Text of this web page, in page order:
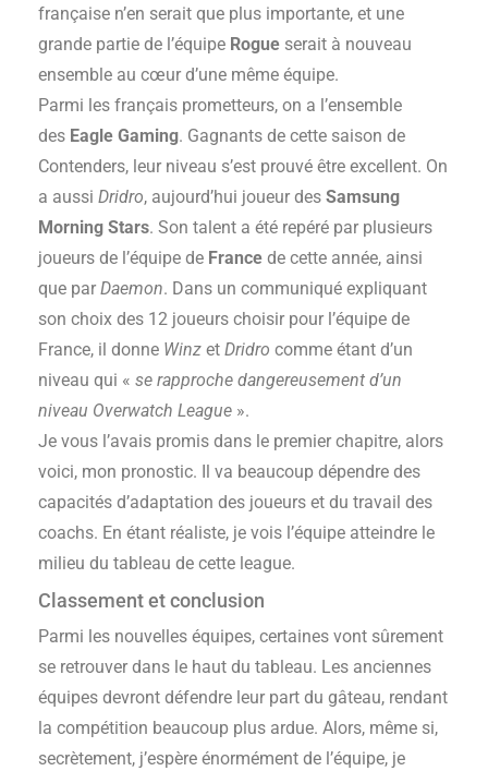
française n’en serait que plus importante, et une
grande partie de l’équipe Rogue serait à nouveau
ensemble au cœur d’une même équipe.
Parmi les français prometteurs, on a l’ensemble
des Eagle Gaming. Gagnants de cette saison de
Contenders, leur niveau s’est prouvé être excellent. On
a aussi Dridro, aujourd’hui joueur des Samsung
Morning Stars. Son talent a été repéré par plusieurs
joueurs de l’équipe de France de cette année, ainsi
que par Daemon. Dans un communiqué expliquant
son choix des 12 joueurs choisir pour l’équipe de
France, il donne Winz et Dridro comme étant d’un
niveau qui « se rapproche dangereusement d’un
niveau Overwatch League ».
Je vous l’avais promis dans le premier chapitre, alors
voici, mon pronostic. Il va beaucoup dépendre des
capacités d’adaptation des joueurs et du travail des
coachs. En étant réaliste, je vois l’équipe atteindre le
milieu du tableau de cette league.
Classement et conclusion
Parmi les nouvelles équipes, certaines vont sûrement
se retrouver dans le haut du tableau. Les anciennes
équipes devront défendre leur part du gâteau, rendant
la compétition beaucoup plus ardue. Alors, même si,
secrètement, j’espère énormément de l’équipe, je